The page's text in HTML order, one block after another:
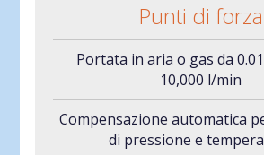
Punti di forza
Portata in aria o gas da
10,000 l/min
Compensazione automatica
di pressione e